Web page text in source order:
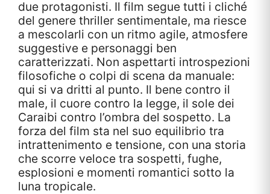
due protagonisti. Il film segue tutti i cliché
del genere thriller sentimentale, ma riesce
a mescolarli con un ritmo agile, atmosfere
suggestive e personaggi ben
caratterizzati. Non aspettarti introspezioni
filosofiche o colpi di scena da manuale:
qui si va dritti al punto. Il bene contro il
male, il cuore contro la legge, il sole dei
Caraibi contro l’ombra del sospetto. La
forza del film sta nel suo equilibrio tra
intrattenimento e tensione, con una storia
che scorre veloce tra sospetti, fughe,
esplosioni e momenti romantici sotto la
luna tropicale.